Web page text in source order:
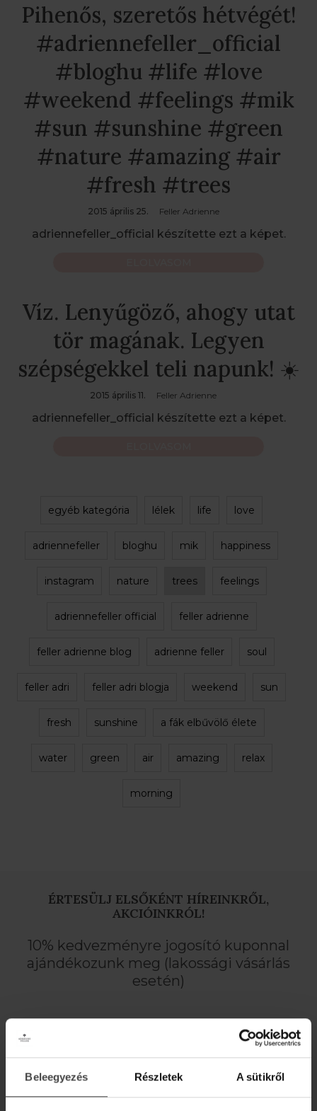
Beleegyezés Részletek A sütikről
Pihenős, szeretős hétvégét!
#adriennefeller_official
#bloghu #life #love
#weekend #feelings #mik
#sun #sunshine #green
#nature #amazing #air
#fresh #trees
2015 április 25. Feller Adrienne
adriennefeller_official készítette ezt a képet.
Víz. Lenyűgöző, ahogy utat
tör magának. Legyen
szépségekkel teli napunk! ☀️
2015 április 11. Feller Adrienne
adriennefeller_official készítette ezt a képet.
egyéb kategória lélek life love
adriennefeller bloghu mik happiness
instagram nature trees feelings
adriennefeller official feller adrienne
feller adrienne blog adrienne feller soul
feller adri feller adri blogja weekend sun
fresh sunshine a fák elbűvölő élete
water green air amazing relax
morning
ÉRTESÜLJ ELSŐKÉNT HÍREINKRŐL,
AKCIÓINKRÓL!
10% kedvezményre jogosító kuponnal
ajándékozunk meg (lakossági vásárlás
esetén)